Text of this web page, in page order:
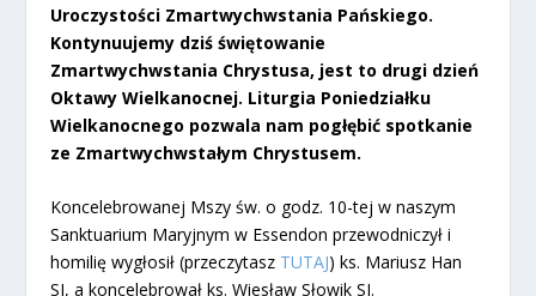
Uroczystości Zmartwychwstania Pańskiego.
Kontynuujemy dziś świętowanie
Zmartwychwstania Chrystusa, jest to drugi dzień
Oktawy Wielkanocnej. Liturgia Poniedziałku
Wielkanocnego pozwala nam pogłębić spotkanie
ze Zmartwychwstałym Chrystusem.
Koncelebrowanej Mszy św. o godz. 10-tej w naszym
Sanktuarium Maryjnym w Essendon przewodniczył i
homilię wygłosił (przeczytasz TUTAJ) ks. Mariusz Han
SJ, a koncelebrował ks. Wiesław Słowik SJ.